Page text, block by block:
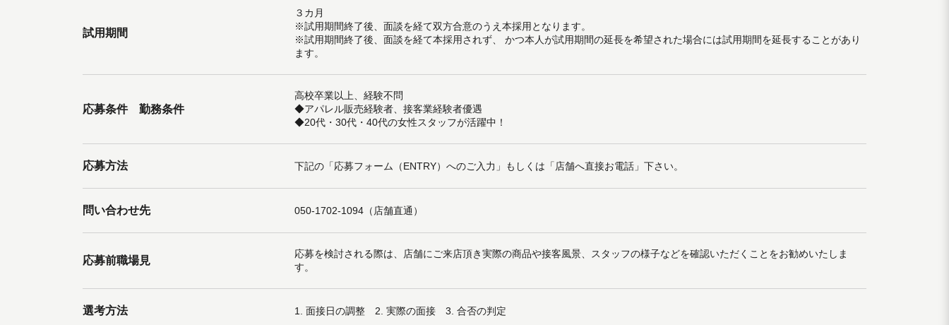
試用期間
３カ月
※試用期間終了後、面談を経て双方合意のうえ本採用となります。
※試用期間終了後、面談を経て本採用されず、 かつ本人が試用期間の延長を希望された場合には試用期間を延長することがあり
ます。
応募条件 勤務条件
高校卒業以上、経験不問
◆アパレル販売経験者、接客業経験者優遇
◆20代・30代・40代の女性スタッフが活躍中！
応募方法 下記の「応募フォーム（ENTRY）へのご入力」もしくは「店舗へ直接お電話」下さい。
問い合わせ先 050-1702-1094（店舗直通）
応募前職場見
応募を検討される際は、店舗にご来店頂き実際の商品や接客風景、スタッフの様子などを確認いただくことをお勧めいたしま
す。
選考方法 1. 面接日の調整 2. 実際の面接 3. 合否の判定